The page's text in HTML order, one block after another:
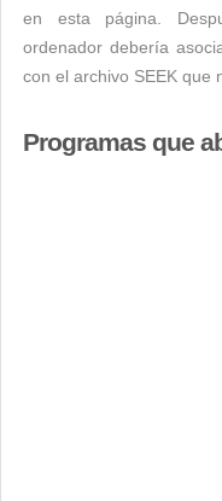
en esta página.
ordenador debería
con el archivo SEEK que
Programas que